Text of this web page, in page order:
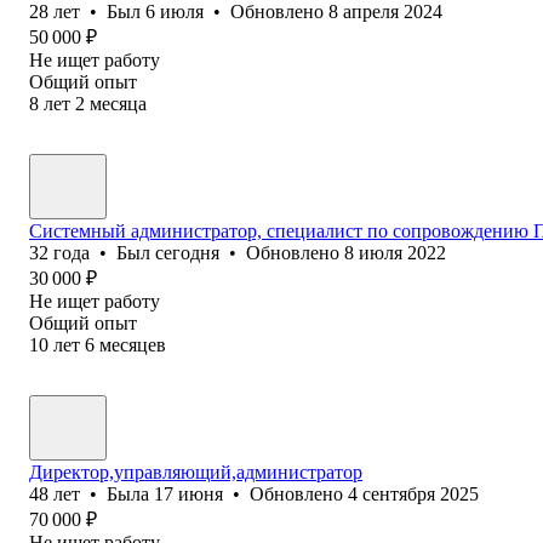
28 лет • Был 6 июля • Обновлено 8 апреля 2024
50 000 ₽
Не ищет работу
Общий опыт
8 лет 2 месяца
Системный администратор, специалист по сопровождению
32 года • Был сегодня • Обновлено 8 июля 2022
30 000 ₽
Не ищет работу
Общий опыт
10 лет 6 месяцев
Директор,управляющий,администратор
48 лет • Была 17 июня • Обновлено 4 сентября 2025
70 000 ₽